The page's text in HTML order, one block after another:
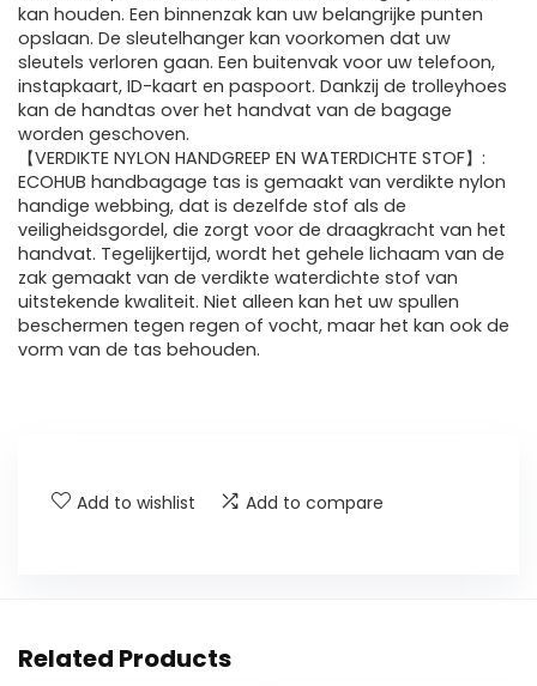
kan houden. Een binnenzak kan uw belangrijke punten
opslaan. De sleutelhanger kan voorkomen dat uw
sleutels verloren gaan. Een buitenvak voor uw telefoon,
instapkaart, ID-kaart en paspoort. Dankzij de trolleyhoes
kan de handtas over het handvat van de bagage
worden geschoven.
【VERDIKTE NYLON HANDGREEP EN WATERDICHTE STOF】:
ECOHUB handbagage tas is gemaakt van verdikte nylon
handige webbing, dat is dezelfde stof als de
veiligheidsgordel, die zorgt voor de draagkracht van het
handvat. Tegelijkertijd, wordt het gehele lichaam van de
zak gemaakt van de verdikte waterdichte stof van
uitstekende kwaliteit. Niet alleen kan het uw spullen
beschermen tegen regen of vocht, maar het kan ook de
vorm van de tas behouden.
Add to wishlist Add to compare
Related Products